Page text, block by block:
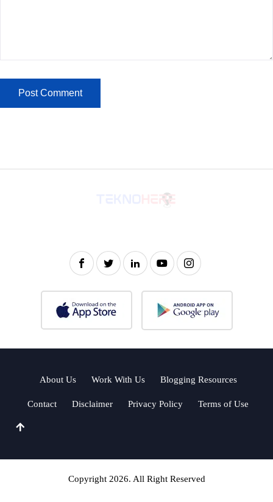
About Us Work With Us Blogging Resources
Contact Disclaimer Privacy Policy Terms of Use
Copyright 2026. All Right Reserved